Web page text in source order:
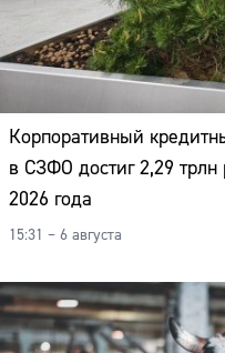
Корпоративный
в СЗФО достиг 2,29 трлн
2026 года
15:31 – 6 августа